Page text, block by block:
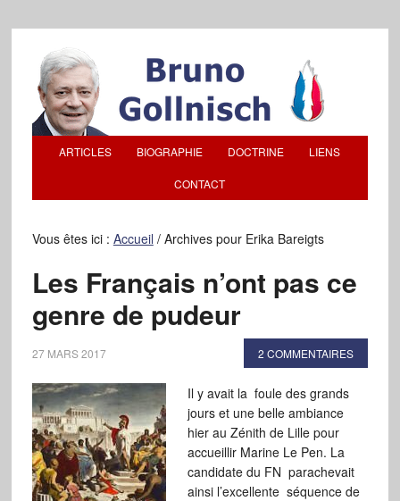
ARTICLES BIOGRAPHIE DOCTRINE LIENS
CONTACT
Vous êtes ici : Accueil /Archives pour Erika Bareigts
Les Français n’ont pas ce
genre de pudeur
27 MARS 2017 2 COMMENTAIRES
Il y avait la foule des grands
jours et une belle ambiance
hier au Zénith de Lille pour
accueillir Marine Le Pen. La
candidate du FN parachevait
ainsi l’excellente séquence de